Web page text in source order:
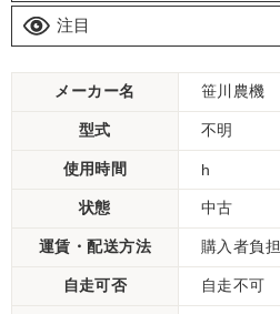
注目
メーカー名 笹川農機
型式 不明
使用時間 h
状態 中古
運賃・配送方法 購入者負担
自走可否 自走不可